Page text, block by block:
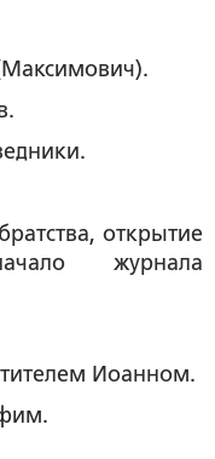
открытие
журнала
Иоанном.